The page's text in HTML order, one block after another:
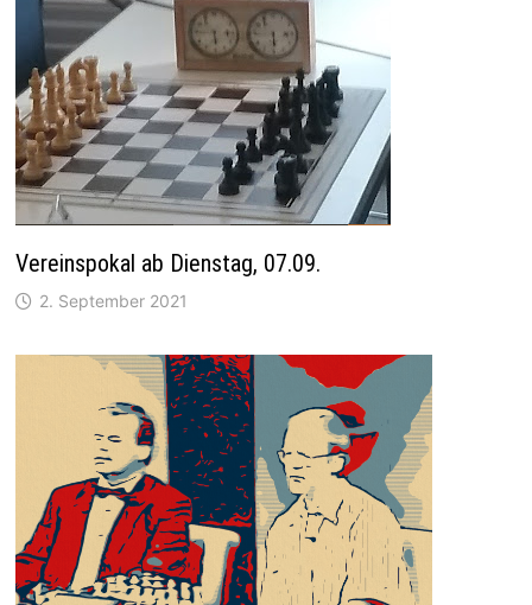
Vereinspokal ab Dienstag, 07.09.
2. September 2021